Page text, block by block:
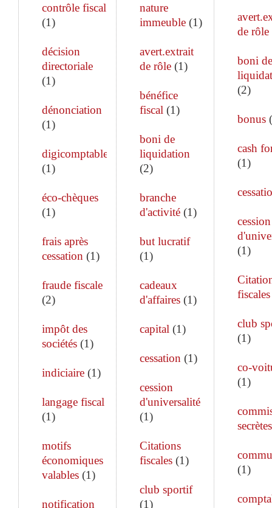
contrôle fiscal
(1)
décision
directoriale
(1)
dénonciation
(1)
digicomptable
(1)
éco-chèques
(1)
frais après
cessation (1)
fraude fiscale
(2)
impôt des
sociétés (1)
indiciaire (1)
langage fiscal
(1)
motifs
économiques
valables (1)
notification
nature
immeuble(1)
avert.extrait
de rôle(1)
bénéfice
fiscal (1)
boni de
liquidation
(2)
branche
d'activité(1)
but lucratif
(1)
cadeaux
d'affaires(1)
capital (1)
cessation (1)
cession
d'universalité
(1)
Citations
fiscales(1)
club sportif
(1)
de rôle
boni de
(2)
bonus(
cash
(1)
cession
(1)
fiscales
club
(1)
co-
(1)
secrètes
(1)